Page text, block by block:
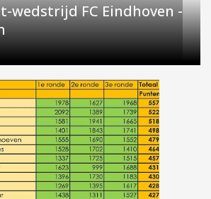
wedstrijd FC Eindhoven -